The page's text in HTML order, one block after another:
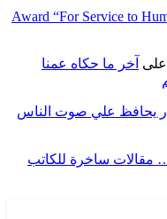
Award “For Service to
على آخر ما حكاه عمنا
٣١ ضرار يحافظ علي صوت الناس
… مقالات ساخرة للكاتب